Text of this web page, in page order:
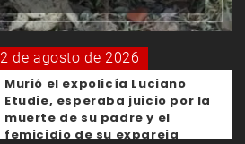
2 de agosto de 2026
Murió el expolicía Luciano
Etudie, esperaba juicio por la
muerte de su padre y el
femicidio de su expareja